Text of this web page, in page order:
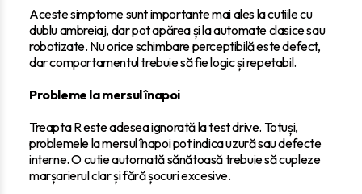
Aceste simptome sunt importante mai ales la cutiile cu
dublu ambreiaj, dar pot apărea și la automate clasice sau
robotizate. Nu orice schimbare perceptibilă este defect,
dar comportamentul trebuie să fie logic și repetabil.
Probleme la mersul înapoi
Treapta R este adesea ignorată la test drive. Totuși,
problemele la mersul înapoi pot indica uzură sau defecte
interne. O cutie automată sănătoasă trebuie să cupleze
marșarierul clar și fără șocuri excesive.